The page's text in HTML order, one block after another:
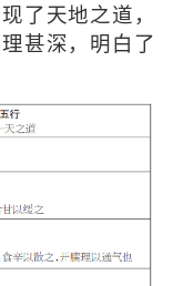
了天地之道，
甚深，明白了